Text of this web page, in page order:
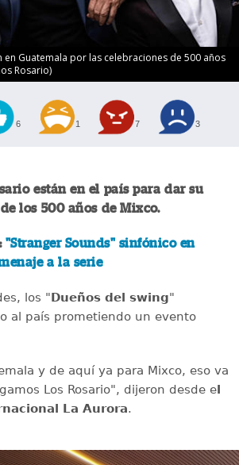
en Guatemala por las celebraciones de 500 años
Rosario)
6 1 7 3
están en el país para dar su
los 500 años de Mixco.
"Stranger Sounds" sinfónico en
a la serie
los "Dueños del swing"
al país prometiendo un evento
y de aquí ya para Mixco, eso va
Los Rosario", dijeron desde el
La Aurora.